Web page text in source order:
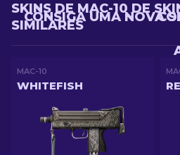
CONSIGA UMA NOVA
SKINS DE MAC-10 DE
SIMILARES
MAC-10
WHITEFISH